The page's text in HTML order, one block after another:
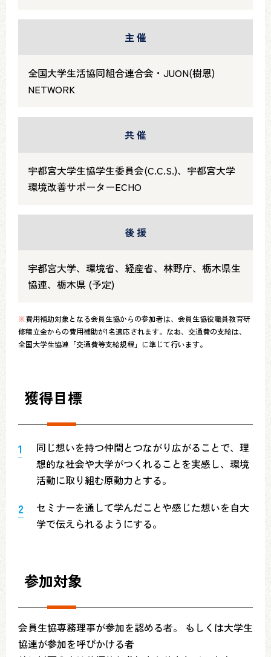
主 催
全国大学生活協同組合連合会・JUON(樹恩)
NETWORK
共 催
宇都宮大学生協学生委員会(C.C.S.)、宇都宮大学
環境改善サポーターECHO
後 援
宇都宮大学、環境省、経産省、林野庁、栃木県生
協連、栃木県 (予定)
※費用補助対象となる会員生協からの参加者は、会員生協役職員教育研
修積立金からの費用補助が1名適応されます。なお、交通費の支給は、
全国大学生協連「交通費等支給規程」に準じて行います。
獲得目標
同じ想いを持つ仲間とつながり広がることで、理
想的な社会や大学がつくれることを実感し、環境
活動に取り組む原動力とする。
セミナーを通して学んだことや感じた想いを自大
学で伝えられるようにする。
参加対象
会員生協専務理事が参加を認める者。 もしくは大学生
協連が参加を呼びかける者